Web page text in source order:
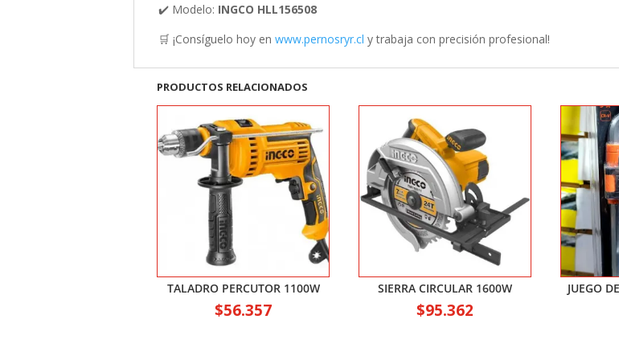
✔️ Modelo: INGCO HLL156508
🛒 ¡Consíguelo hoy enwww.pernosryr.cl y trabaja con precisión profesional!
PRODUCTOS RELACIONADOS
TALADRO PERCUTOR 1100W
$56.357
SIERRA CIRCULAR 1600W
$95.362
JUEGO